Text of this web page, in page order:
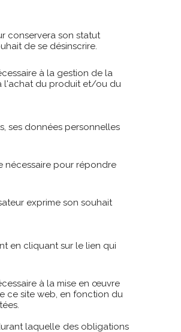
conservera son statut
de se désinscrire.
à la gestion de la
l'achat du produit et/ou du
ses données personnelles
nécessaire pour répondre
exprime son souhait
en cliquant sur le lien qui
à la mise en œuvre
ce site web, en fonction du
laquelle des obligations